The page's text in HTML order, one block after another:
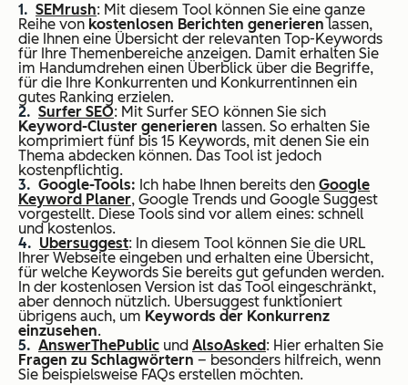
SEMrush: Mit diesem Tool können Sie eine ganze
Reihe von kostenlosen Berichten generieren lassen,
die Ihnen eine Übersicht der relevanten Top-Keywords
für Ihre Themenbereiche anzeigen. Damit erhalten Sie
im Handumdrehen einen Überblick über die Begriffe,
für die Ihre Konkurrenten und Konkurrentinnen ein
gutes Ranking erzielen.
Surfer SEO: Mit Surfer SEO können Sie sich
Keyword-Cluster generieren lassen. So erhalten Sie
komprimiert fünf bis 15 Keywords, mit denen Sie ein
Thema abdecken können. Das Tool ist jedoch
kostenpflichtig.
Google-Tools: Ich habe Ihnen bereits den Google
Keyword Planer, Google Trends und Google Suggest
vorgestellt. Diese Tools sind vor allem eines: schnell
und kostenlos.
Ubersuggest: In diesem Tool können Sie die URL
Ihrer Webseite eingeben und erhalten eine Übersicht,
für welche Keywords Sie bereits gut gefunden werden.
In der kostenlosen Version ist das Tool eingeschränkt,
aber dennoch nützlich. Ubersuggest funktioniert
übrigens auch, um Keywords der Konkurrenz
einzusehen.
AnswerThePublic und AlsoAsked: Hier erhalten Sie
Fragen zu Schlagwörtern – besonders hilfreich, wenn
Sie beispielsweise FAQs erstellen möchten.